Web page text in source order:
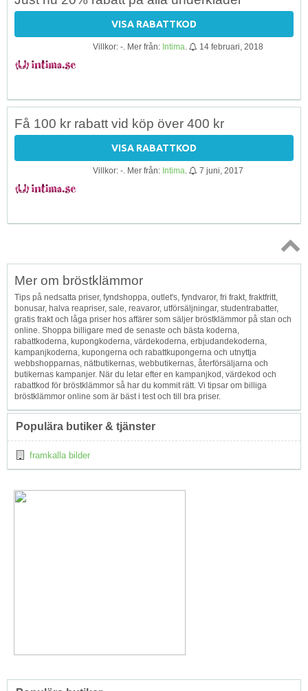
VISA RABATTKOD
Villkor: -. Mer från: Intima 14 februari, 2018
Få 100 kr rabatt vid köp över 400 kr
VISA RABATTKOD
Villkor: -. Mer från: Intima 7 juni, 2017
Topp
Mer om bröstklämmor
Tips på nedsatta priser, fyndshoppa, outlet's, fyndvaror, fri frakt, fraktfritt,
bonusar, halva reapriser, sale, reavaror, utförsäljningar, studentrabatter,
gratis frakt och låga priser hos affärer som säljer bröstklämmor på stan och
online. Shoppa billigare med de senaste och bästa koderna,
rabattkoderna, kupongkoderna, värdekoderna, erbjudandekoderna,
kampanjkoderna, kupongerna och rabattkupongerna och utnyttja
webbshopparnas, nätbutikernas, webbutikernas, återförsäljarna och
butikernas kampanjer. När du letar efter en kampanjkod, värdekod och
rabattkod för bröstklämmor så har du kommit rätt. Vi tipsar om billiga
bröstklämmor online som är bäst i test och till bra priser.
Populära butiker & tjänster
framkalla bilder